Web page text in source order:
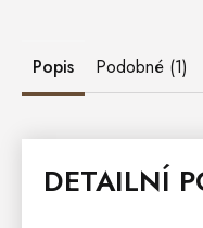
Popis Podobné (1)
DETAILNÍ